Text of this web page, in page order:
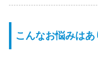
こんなお悩みはあ